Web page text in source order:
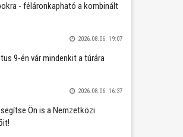
- féláronkapható a kombinált
2026.08.06. 19:07
9-én vár mindenkit a túrára
2026.08.06. 16:37
Ön is a Nemzetközi